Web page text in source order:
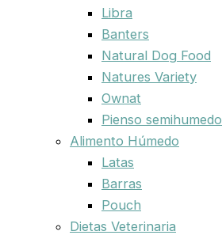
Libra
Banters
Natural Dog Food
Natures Variety
Ownat
Pienso semihumedo
Alimento Húmedo
Latas
Barras
Pouch
Dietas Veterinaria